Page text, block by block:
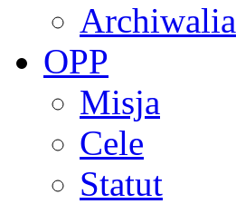
Archiwalia
OPP
Misja
Cele
Statut